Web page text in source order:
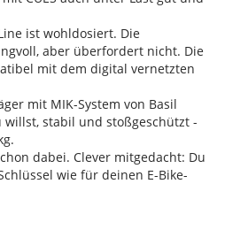
ist wohldosiert. Die
aber überfordert nicht. Die
mit dem digital vernetzten
mit MIK-System von Basil
stabil und stoßgeschützt -
dabei. Clever mitgedacht: Du
wie für deinen E-Bike-